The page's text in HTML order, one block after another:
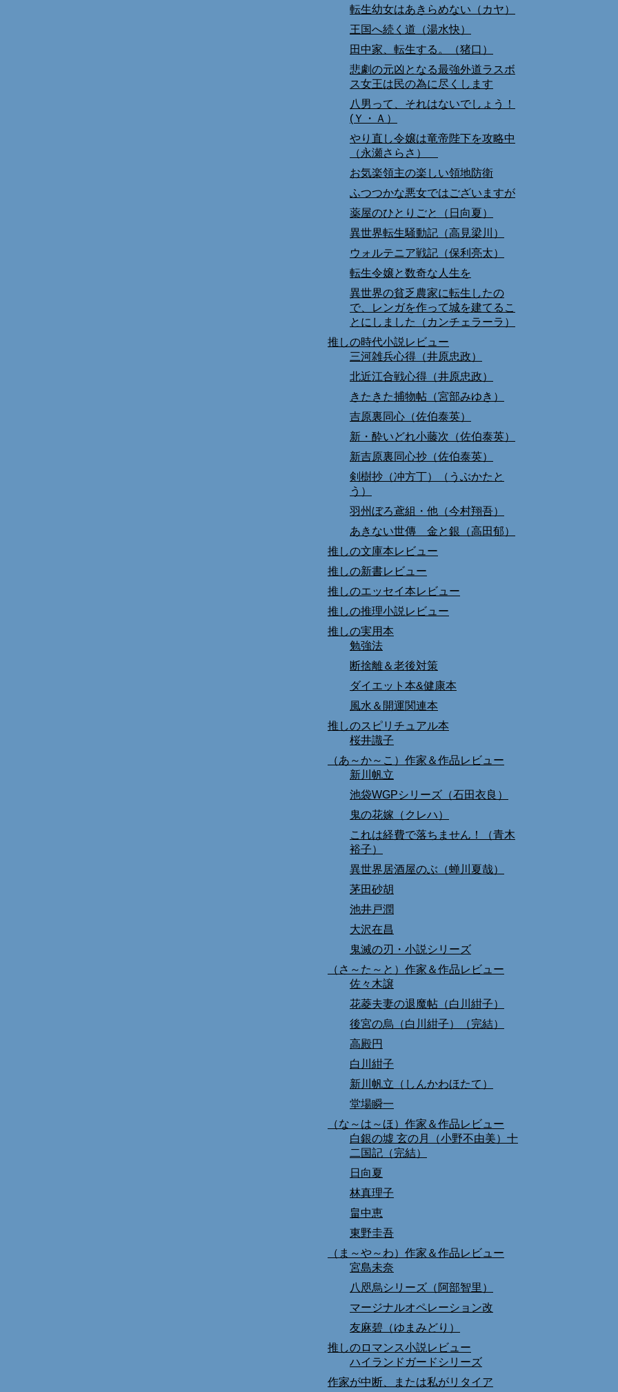
転生幼女はあきらめない（カヤ）
王国へ続く道（湯水快）
田中家、転生する。（猪口）
悲劇の元凶となる最強外道ラスボ
ス女王は民の為に尽くします
八男って、それはないでしょう！
(Ｙ・Ａ）
やり直し令嬢は竜帝陛下を攻略中
（永瀬さらさ）
お気楽領主の楽しい領地防衛
ふつつかな悪女ではございますが
薬屋のひとりごと（日向夏）
異世界転生騒動記（高見梁川）
ウォルテニア戦記（保利亮太）
転生令嬢と数奇な人生を
異世界の貧乏農家に転生したの
で、レンガを作って城を建てるこ
とにしました（カンチェラーラ）
推しの時代小説レビュー
三河雑兵心得（井原忠政）
北近江合戦心得（井原忠政）
きたきた捕物帖（宮部みゆき）
吉原裏同心（佐伯泰英）
新・酔いどれ小藤次（佐伯泰英）
新吉原裏同心抄（佐伯泰英）
剣樹抄（冲方丁）（うぶかたと
う）
羽州ぼろ鳶組・他（今村翔吾）
あきない世傳 金と銀（高田郁）
推しの文庫本レビュー
推しの新書レビュー
推しのエッセイ本レビュー
推しの推理小説レビュー
推しの実用本
勉強法
断捨離＆老後対策
ダイエット本&健康本
風水＆開運関連本
推しのスピリチュアル本
桜井識子
（あ～か～こ）作家＆作品レビュー
新川帆立
池袋WGPシリーズ（石田衣良）
鬼の花嫁（クレハ）
これは経費で落ちません！（青木
裕子）
異世界居酒屋のぶ（蝉川夏哉）
茅田砂胡
池井戸潤
大沢在昌
鬼滅の刃・小説シリーズ
（さ～た～と）作家＆作品レビュー
佐々木譲
花菱夫妻の退魔帖（白川紺子）
後宮の烏（白川紺子）（完結）
高殿円
白川紺子
新川帆立（しんかわほたて）
堂場瞬一
（な～は～ほ）作家＆作品レビュー
白銀の墟 玄の月（小野不由美）十
二国記（完結）
日向夏
林真理子
畠中恵
東野圭吾
（ま～や～わ）作家＆作品レビュー
宮島未奈
八咫烏シリーズ（阿部智里）
マージナルオペレーション改
友麻碧（ゆまみどり）
推しのロマンス小説レビュー
ハイランドガードシリーズ
作家が中断、または私がリタイア